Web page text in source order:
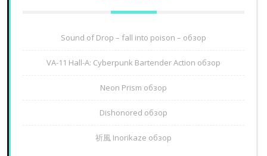
Sound of Drop – fall into poison – обзор
VA-11 Hall-A: Cyberpunk Bartender Action обзор
Neon Prism обзор
Dishonored обзор
祈風 Inorikaze обзор